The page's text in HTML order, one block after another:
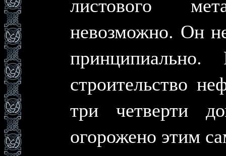
невозможно. Он
строительство
три четверти
огорожено этим